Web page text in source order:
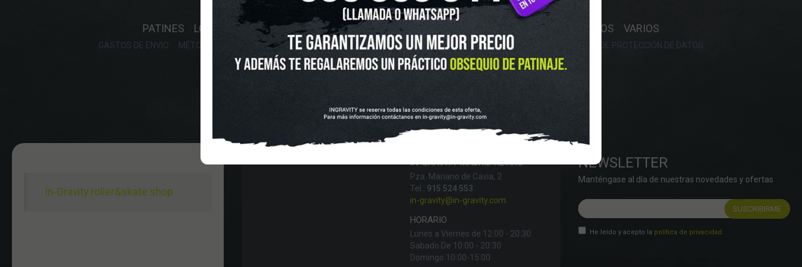
INICIO OUTLET NOVEDADES CLUBS Y ASOCIACIONES SITUACIÓN Y HORARIO
PATINES LONGBOARD SKATEBOARD SCOOTER PROTECCIONES ACCESORIOS RECAMBIOS VARIOS
GASTOS DE ENVIO MÉTODOS DE PAGO, DEVOLUCIONES Y DATOS DE INTERÉS AVISO LEGAL POLÍTICA DE COOKIES POLÍTICA DE PROTECCIÓN DE DATOS
In-Gravity roller&skate shop
IN-GRAVITY MADRID RETIRO
Pza. Mariano de Cavia, 2
Tel.: 915 524 553
in-gravity@in-gravity.com
HORARIO
Lunes a Viernes de 12:00 - 20:30
Sabado De 10:00 - 20:30
Domingo 10:00-15:00
NEWSLETTER
Manténgase al día de nuestras novedades y ofertas
He leído y acepto la política de privacidad